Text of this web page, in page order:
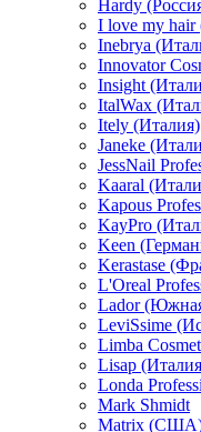
Hardy
I love my hair
Inebrya
Innovator
Insight
ItalWax
Itely (Италия)
Janeke
JessNail
Kaaral
Kapous
KayPro
Keen
Kerastase
L'Oreal
Lador
LeviSsime
Limba
Lisap
Londa
Mark Shmidt
Matrix